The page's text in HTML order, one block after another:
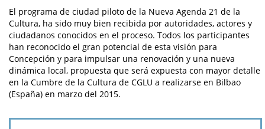
El programa de ciudad piloto de la Nueva Agenda 21 de la
Cultura, ha sido muy bien recibida por autoridades, actores y
ciudadanos conocidos en el proceso. Todos los participantes
han reconocido el gran potencial de esta visión para
Concepción y para impulsar una renovación y una nueva
dinámica local, propuesta que será expuesta con mayor detalle
en la Cumbre de la Cultura de CGLU a realizarse en Bilbao
(España) en marzo del 2015.